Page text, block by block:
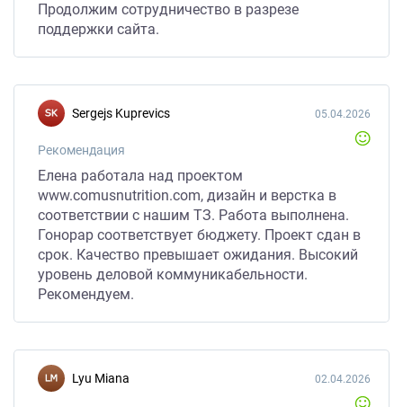
Продолжим сотрудничество в разрезе
поддержки сайта.
Sergejs Kuprevics
Рекомендация
05.04.2026
Елена работала над проектом
www.comusnutrition.com, дизайн и верстка в
соответствии с нашим ТЗ. Работа выполнена.
Гонорар соответствует бюджету. Проект сдан в
срок. Качество превышает ожидания. Высокий
уровень деловой коммуникабельности.
Рекомендуем.
Lyu Miana 02.04.2026